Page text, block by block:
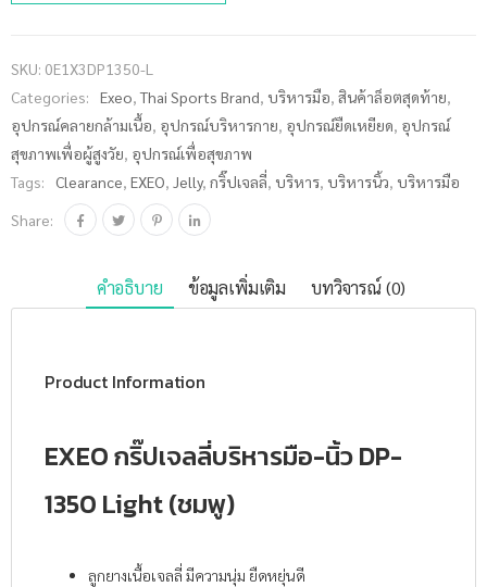
1350 Light
(ชมพู) ชิ้น
SKU: 0E1X3DP1350-L
Categories:
Exeo,Thai Sports Brand, บริหารมือ, สินค้าล็อตสุดท้าย,
อุปกรณ์คลายกล้ามเนื้อ, อุปกรณ์บริหารกาย, อุปกรณ์ยืดเหยียด, อุปกรณ์
สุขภาพเพื่อผู้สูงวัย, อุปกรณ์เพื่อสุขภาพ
Tags:
Clearance, EXEO, Jelly, กริ๊ปเจลลี่, บริหาร, บริหารนิ้ว, บริหารมือ
Share:
คำอธิบาย ข้อมูลเพิ่มเติม บทวิจารณ์ (0)
Product Information
EXEO กริ๊ปเจลลี่บริหารมือ-นิ้ว DP-
1350 Light (ชมพู)
ลูกยางเนื้อเจลลี่ มีความนุ่ม ยืดหยุ่นดี